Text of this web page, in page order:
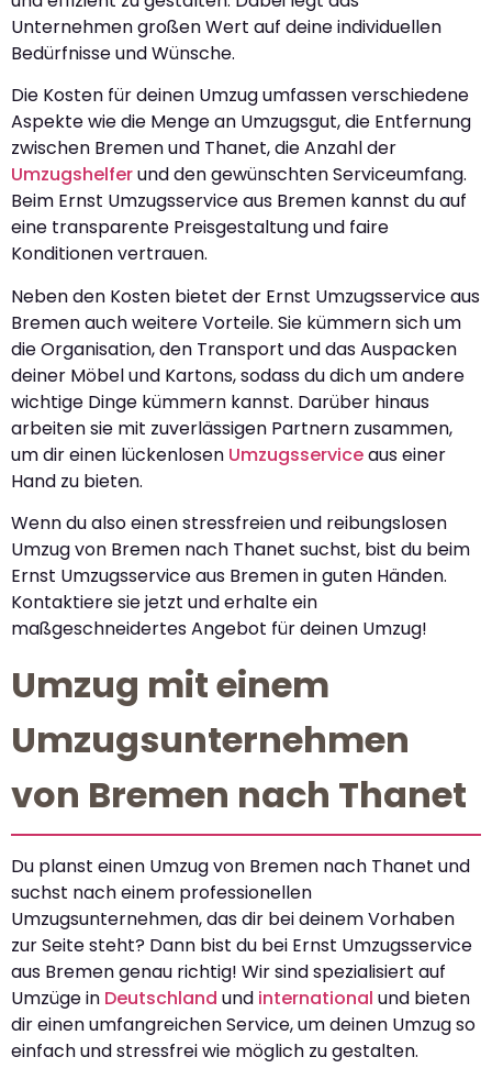
Unternehmen großen Wert auf deine individuellen
Bedürfnisse und Wünsche.
Die Kosten für deinen Umzug umfassen verschiedene
Aspekte wie die Menge an Umzugsgut, die Entfernung
zwischen Bremen und Thanet, die Anzahl der
Umzugshelferund den gewünschten Serviceumfang.
Beim Ernst Umzugsservice aus Bremen kannst du auf
eine transparente Preisgestaltung und faire
Konditionen vertrauen.
Neben den Kosten bietet der Ernst Umzugsservice aus
Bremen auch weitere Vorteile. Sie kümmern sich um
die Organisation, den Transport und das Auspacken
deiner Möbel und Kartons, sodass du dich um andere
wichtige Dinge kümmern kannst. Darüber hinaus
arbeiten sie mit zuverlässigen Partnern zusammen,
um dir einen lückenlosen Umzugsserviceaus einer
Hand zu bieten.
Wenn du also einen stressfreien und reibungslosen
Umzug von Bremen nach Thanet suchst, bist du beim
Ernst Umzugsservice aus Bremen in guten Händen.
Kontaktiere sie jetzt und erhalte ein
maßgeschneidertes Angebot für deinen Umzug!
Umzug mit einem
Umzugsunternehmen
von Bremen nach Thanet
Du planst einen Umzug von Bremen nach Thanet und
suchst nach einem professionellen
Umzugsunternehmen, das dir bei deinem Vorhaben
zur Seite steht? Dann bist du bei Ernst Umzugsservice
aus Bremen genau richtig! Wir sind spezialisiert auf
Umzüge in Deutschland und international und bieten
dir einen umfangreichen Service, um deinen Umzug so
einfach und stressfrei wie möglich zu gestalten.